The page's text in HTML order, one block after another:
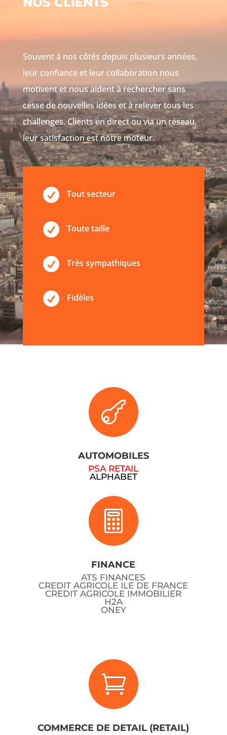
Souvent à nos côtés depuis plusieurs années,
leur confiance et leur collaboration nous
motivent et nous aident à rechercher sans
cesse de nouvelles idées et à relever tous les
challenges. Clients en direct ou via un réseau,
leur satisfaction est notre moteur.
 Tout secteur
 Toute taille
 Très sympathiques
 Fidèles

AUTOMOBILES
PSA RETAIL
ALPHABET

FINANCE
ATS FINANCES
CREDIT AGRICOLE ILE DE FRANCE
CREDIT AGRICOLE IMMOBILIER
H2A
ONEY

COMMERCE DE DETAIL (RETAIL)